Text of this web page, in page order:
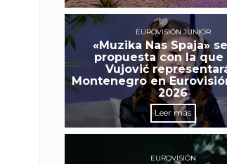
EUROVISIÓN JUNIOR
«Muzika Nas Spaja»
propuesta con la que
Vujović
Montenegro en
2026
Leer más
EUROVISIÓN